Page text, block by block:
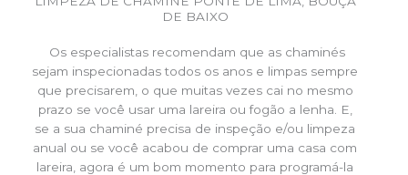
DE BAIXO
Os especialistas recomendam que as chaminés
sejam inspecionadas todos os anos e limpas sempre
que precisarem, o que muitas vezes cai no mesmo
prazo se você usar uma lareira ou fogão a lenha. E,
se a sua chaminé precisa de inspeção e/ou limpeza
anual ou se você acabou de comprar uma casa com
lareira, agora é um bom momento para programá-la